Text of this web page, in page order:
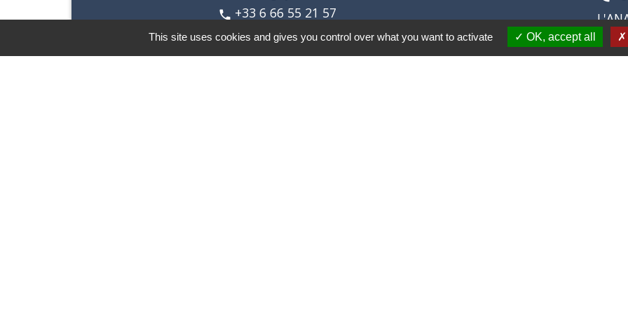
phone +33 6 66 55 21 57
Accompagnement lors des
cérémonies de mariage
This site uses cookies and gives you control over what you want to activate OK, accept all